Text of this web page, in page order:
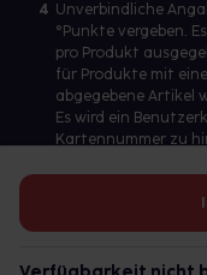
4 Unverbindliche
°Punkte vergeben.
pro Produkt
für Produkte mit
abgegebene Artikel
Es wird ein
Kartennummer zu
Betreiber des Portals